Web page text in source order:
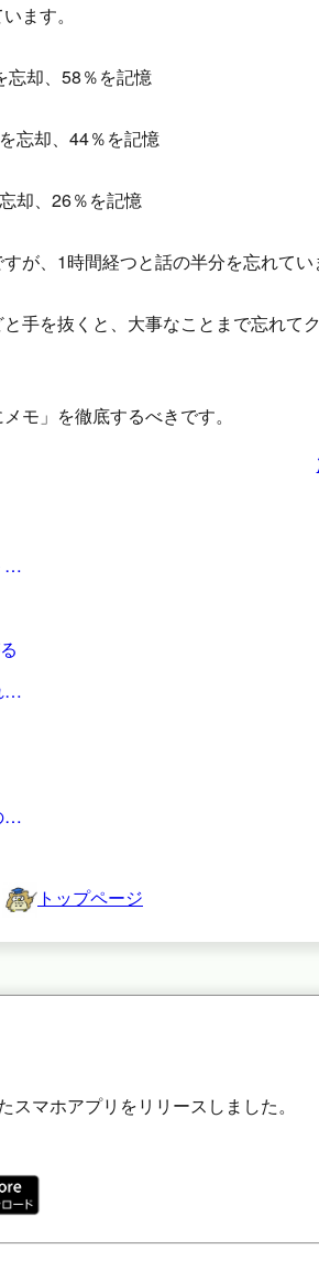
ます。
忘却、58％を記憶
忘却、44％を記憶
却、26％を記憶
が、1時間経つと話の半分を忘れてい
手を抜くと、大事なことまで忘れて
モ」を徹底するべきです。
…
…
…
トップページ
マホアプリをリリースしました。